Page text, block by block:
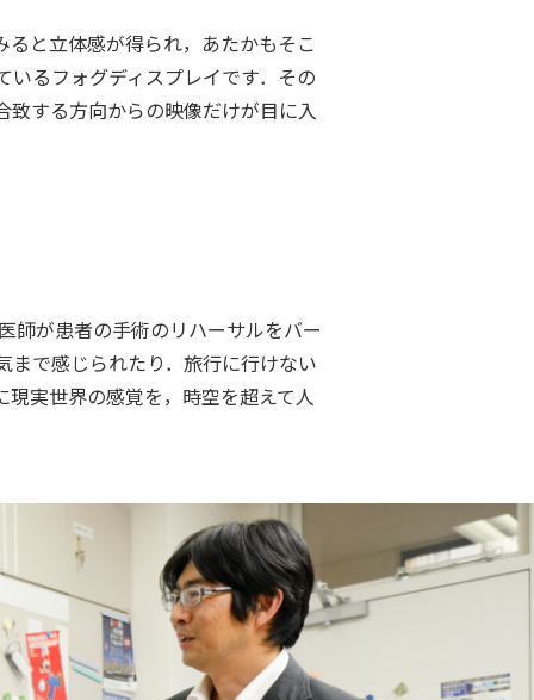
と立体感が得られ，あたかもそこ
るフォグディスプレイです．その
する方向からの映像だけが目に入
師が患者の手術のリハーサルをバー
で感じられたり．旅行に行けない
実世界の感覚を，時空を超えて人